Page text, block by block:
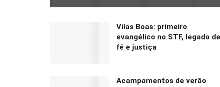
Vilas Boas: primeiro
evangélico no STF, legado de
fé e justiça
Acampamentos de verão